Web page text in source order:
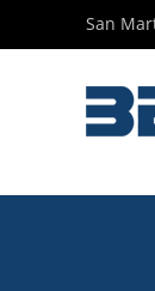
to
San